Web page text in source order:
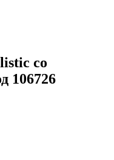
со
106726